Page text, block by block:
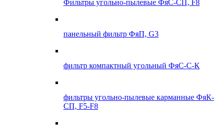
Фильтры угольно-пылевые ФяС-СП, F8
панельный фильтр ФяП, G3
фильтр компактный угольный ФяС-С-К
фильтры угольно-пылевые карманные ФяК-
СП, F5-F8